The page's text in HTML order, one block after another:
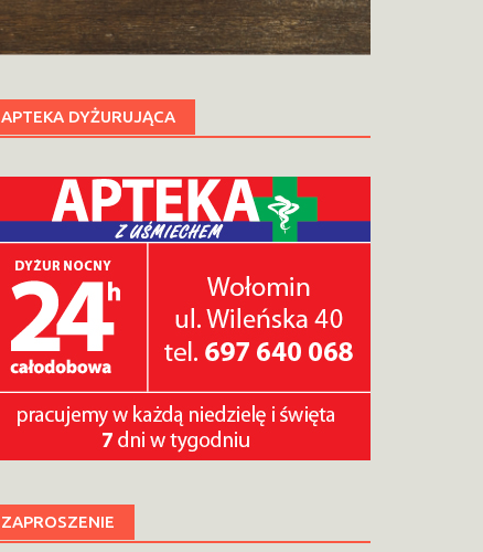
APTEKA DYŻURUJĄCA
ZAPROSZENIE